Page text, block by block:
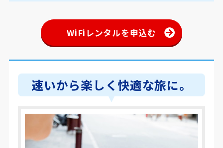
WiFiレンタルを申込む
速いから楽しく快適な旅に。